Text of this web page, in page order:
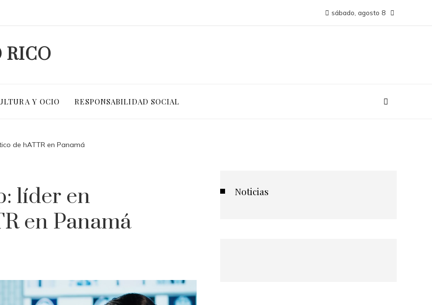
sábado, agosto 8
RICO
Y OCIO RESPONSABILIDAD SOCIAL
de hATTR en Panamá
líder en
en Panamá
Noticias